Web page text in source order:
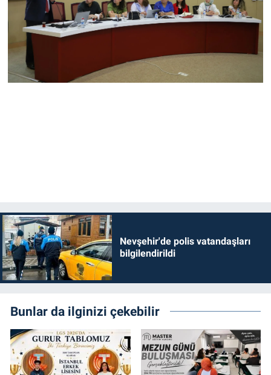
Nevşehir'de polis vatandaşları
bilgilendirildi
Bunlar da ilginizi çekebilir